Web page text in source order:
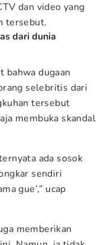
dan video yang
tersebut.
dari dunia
bahwa dugaan
selebritis dari
tersebut
membuka skandal
ada sosok
sendiri
gue’,” ucap
memberikan